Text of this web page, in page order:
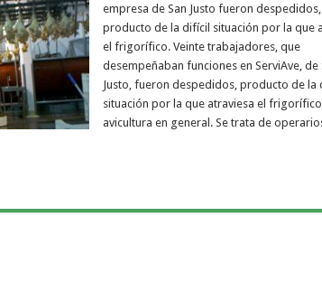
empresa de San Justo fueron despedidos,
producto de la difícil situación por la que
el frigorífico. Veinte trabajadores, que
desempeñaban funciones en ServiAve, de
Justo, fueron despedidos, producto de la
situación por la que atraviesa el
avicultura en general. Se trata de